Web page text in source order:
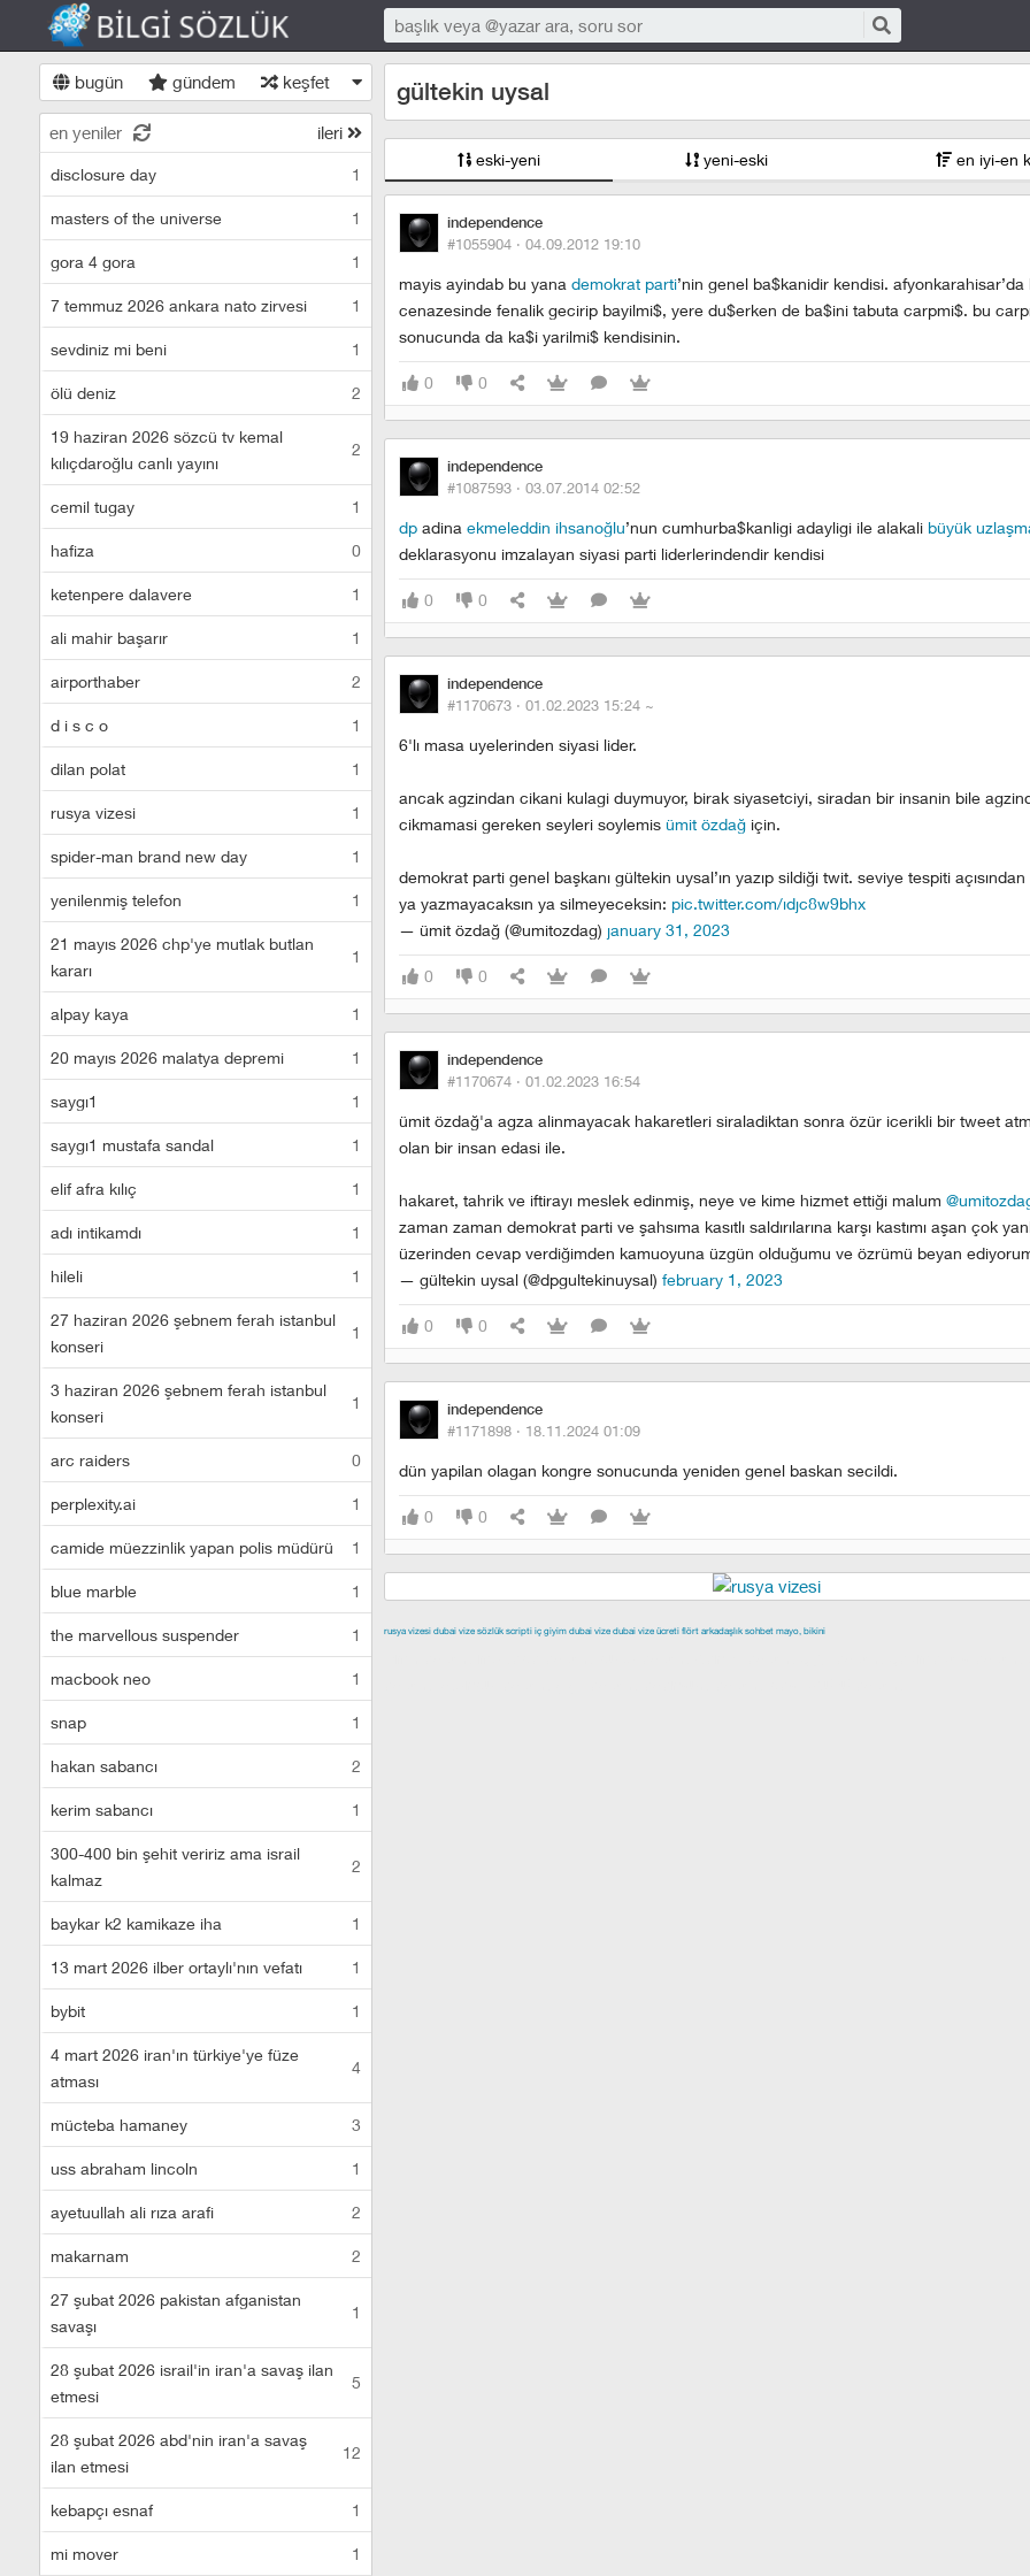
bugün gündem keşfet
en yeniler ileri
disclosure day 1
masters of the universe 1
gora 4 gora 1
7 temmuz 2026 ankara nato zirvesi 1
sevdiniz mi beni 1
ölü deniz 2
19 haziran 2026 sözcü tv kemal
kılıçdaroğlu canlı yayını
2
cemil tugay 1
hafiza 0
ketenpere dalavere 1
ali mahir başarır 1
airporthaber 2
d i s c o 1
dilan polat 1
rusya vizesi 1
spider-man brand new day 1
yenilenmiş telefon 1
21 mayıs 2026 chp'ye mutlak butlan
kararı
1
alpay kaya 1
20 mayıs 2026 malatya depremi 1
saygı1 1
saygı1 mustafa sandal 1
elif afra kılıç 1
adı intikamdı 1
hileli 1
27 haziran 2026 şebnem ferah istanbul
konseri
1
3 haziran 2026 şebnem ferah istanbul
konseri
1
arc raiders 0
perplexity.ai 1
camide müezzinlik yapan polis müdürü 1
blue marble 1
the marvellous suspender 1
macbook neo 1
snap 1
hakan sabancı 2
kerim sabancı 1
300-400 bin şehit veririz ama israil
kalmaz
2
baykar k2 kamikaze iha 1
13 mart 2026 ilber ortaylı'nın vefatı 1
bybit 1
4 mart 2026 iran'ın türkiye'ye füze
atması
4
mücteba hamaney 3
uss abraham lincoln 1
ayetuullah ali rıza arafi 2
makarnam 2
27 şubat 2026 pakistan afganistan
savaşı
1
28 şubat 2026 israil'in iran'a savaş ilan
etmesi
5
28 şubat 2026 abd'nin iran'a savaş
ilan etmesi
12
kebapçı esnaf 1
mi mover 1
gültekin uysal
eski-yeni yeni-eski en iyi-en
independence
#1055904 · 04.09.2012 19:10
mayis ayindab bu yana demokrat parti’nin genel ba$kanidir kendisi.
cenazesinde fenalik gecirip bayilmi$, yere du$erken de ba$ini tabuta carpmi$. bu
sonucunda da ka$i yarilmi$ kendisinin.
0 0
independence
#1087593 · 03.07.2014 02:52
dp adina ekmeleddin ihsanoğlu’nun cumhurba$kanligi adayligi ile alakali büyük
deklarasyonu imzalayan siyasi parti liderlerindendir kendisi
0 0
independence
#1170673 · 01.02.2023 15:24 ~
6'lı masa uyelerinden siyasi lider.
ancak agzindan cikani kulagi duymuyor, birak siyasetciyi, siradan bir insanin bile
cikmamasi gereken seyleri soylemis ümit özdağ için.
demokrat parti genel başkanı gültekin uysal’ın yazıp sildiği twit. seviye tespiti açısından
ya yazmayacaksın ya silmeyeceksin: pic.twitter.com/idjc8w9bhx
— ümit özdağ (@umitozdag) january 31, 2023
0 0
independence
#1170674 · 01.02.2023 16:54
ümit özdağ'a agza alinmayacak hakaretleri siraladiktan sonra özür icerikli bir tweet
olan bir insan edasi ile.
hakaret, tahrik ve iftirayı meslek edinmiş, neye ve kime hizmet ettiği malum
zaman zaman demokrat parti ve şahsıma kasıtlı saldırılarına karşı kastımı aşan çok
üzerinden cevap verdiğimden kamuoyuna üzgün olduğumu ve özrümü beyan
— gültekin uysal (@dpgultekinuysal) february 1, 2023
0 0
independence
#1171898 · 18.11.2024 01:09
dün yapilan olagan kongre sonucunda yeniden genel baskan secildi.
0 0
rusya vizesi dubai vize sözlük scripti iç giyim dubai vize dubai vize ücreti flört arkadaşlık sohbet mayo, bikini